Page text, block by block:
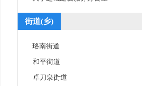
街道(乡)
珞南街道
和平街道
卓刀泉街道